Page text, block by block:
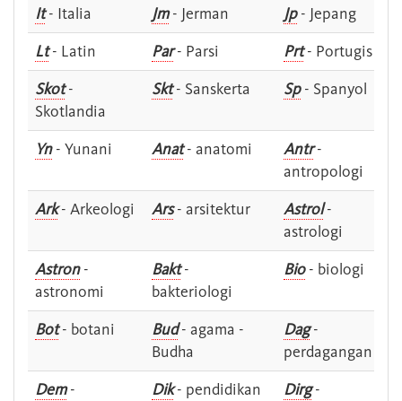
It- Italia Jm- Jerman Jp- Jepang
Lt- Latin Par- Parsi Prt- Portugis
Skot-
Skotlandia
Skt- Sanskerta Sp- Spanyol
Yn- Yunani Anat- anatomi Antr-
antropologi
Ark- Arkeologi Ars- arsitektur Astrol-
astrologi
Astron-
astronomi
Bakt-
bakteriologi
Bio- biologi
Bot- botani Bud- agama -
Budha
Dag-
perdagangan
Dem-
Dik- pendidikan Dirg-